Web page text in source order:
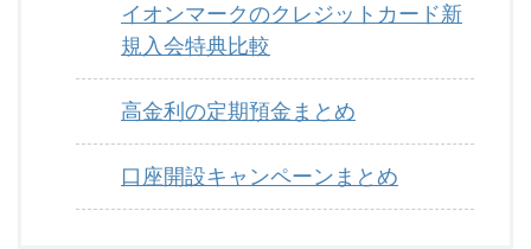
イオンマークのクレジットカード新
規入会特典比較
高金利の定期預金まとめ
口座開設キャンペーンまとめ